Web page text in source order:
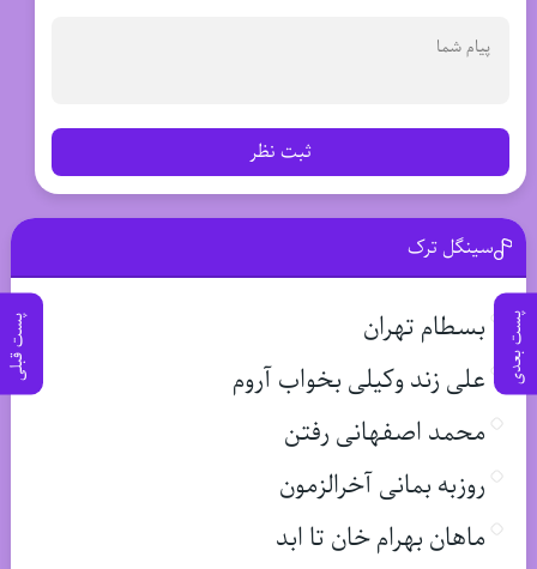
پست بعدی پست قبلی
ثبت نظر
سینگل ترک
بسطام تهران
علی زند وکیلی بخواب آروم
محمد اصفهانی رفتن
روزبه بمانی آخرالزمون
ماهان بهرام خان تا ابد